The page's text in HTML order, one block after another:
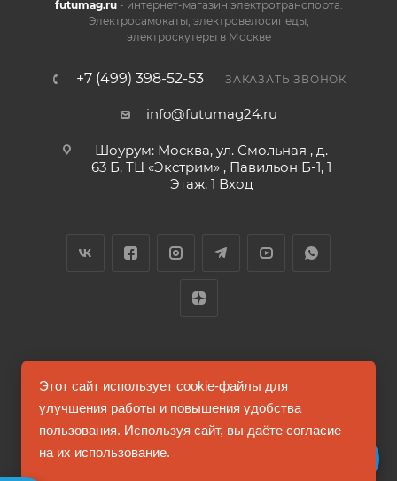
futumag.ru- интернет-магазин электротранспорта.
Электросамокаты, электровелосипеды,
электроскутеры в Москве
+7 (499) 398-52-53 ЗАКАЗАТЬ ЗВОНОК
info@futumag24.ru
Шоурум: Москва, ул. Смольная , д.
63 Б, ТЦ «Экстрим» , Павильон Б-1, 1
Этаж, 1 Вход
2026 © FUTUMAG.RU
Информация на сайте не является публичной офертой
Этот сайт использует cookie-файлы для
улучшения работы и повышения удобства
пользования. Используя сайт, вы даёте согласие
на их использование.